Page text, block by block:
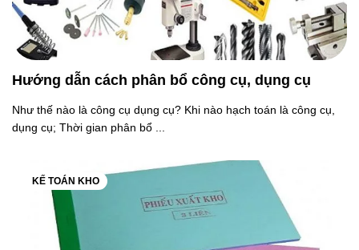
Hướng dẫn cách phân bổ công cụ, dụng cụ
Như thế nào là công cụ dụng cụ? Khi nào hạch toán là công cụ,
dụng cụ; Thời gian phân bổ ...
KẾ TOÁN KHO